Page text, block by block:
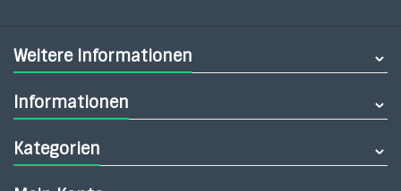
Weitere Informationen
Informationen
Kategorien